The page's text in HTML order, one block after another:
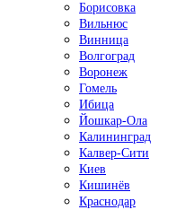
Борисовка
Вильнюс
Винница
Волгоград
Воронеж
Гомель
Ибица
Йошкар-Ола
Калининград
Калвер-Сити
Киев
Кишинёв
Краснодар